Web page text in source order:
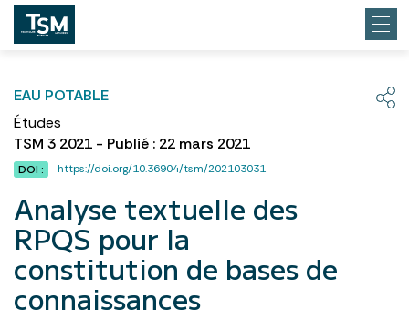
EAU POTABLE
Études
TSM 3 2021 - Publié : 22 mars 2021
DOI : https://doi.org/10.36904/tsm/202103031
Analyse textuelle des
RPQS pour la
constitution de bases de
connaissances